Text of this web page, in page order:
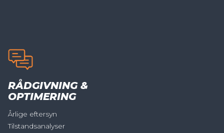
RÅDGIVNING &
OPTIMERING
Årlige eftersyn
Tilstandsanalyser